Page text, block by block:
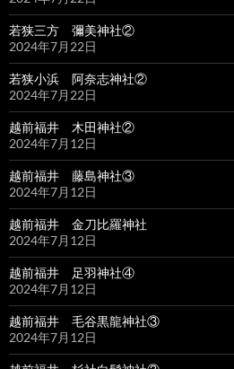
若狭三方 彌美神社②
2024年7月22日
若狭小浜 阿奈志神社②
2024年7月22日
越前福井 木田神社②
2024年7月12日
越前福井 藤島神社③
2024年7月12日
越前福井 金刀比羅神社
2024年7月12日
越前福井 足羽神社④
2024年7月12日
越前福井 毛谷黒龍神社③
2024年7月12日